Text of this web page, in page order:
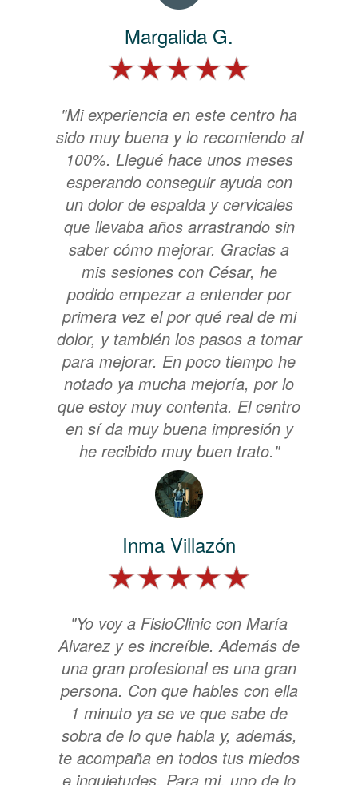
Margalida G.
"Mi experiencia en este centro ha
sido muy buena y lo recomiendo al
100%. Llegué hace unos meses
esperando conseguir ayuda con
un dolor de espalda y cervicales
que llevaba años arrastrando sin
saber cómo mejorar. Gracias a
mis sesiones con César, he
podido empezar a entender por
primera vez el por qué real de mi
dolor, y también los pasos a tomar
para mejorar. En poco tiempo he
notado ya mucha mejoría, por lo
que estoy muy contenta. El centro
en sí da muy buena impresión y
he recibido muy buen trato."
Inma Villazón
"Yo voy a FisioClinic con María
Alvarez y es increíble. Además de
una gran profesional es una gran
persona. Con que hables con ella
1 minuto ya se ve que sabe de
sobra de lo que habla y, además,
te acompaña en todos tus miedos
e inquietudes. Para mi, uno de lo